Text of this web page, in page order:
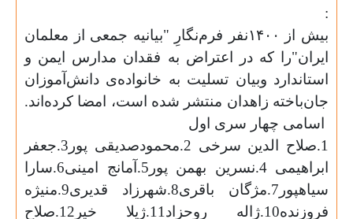
:
بیش از ۱۴۰۰نفر فرم‌نگارِ "بیانیه جمعی از معلمان
ایران"را که در اعتراض به فقدان مدارس ایمن و
استاندارد وبیان تسلیت به خانواده‌ی دانش‌آموزان
جان‌باخته زاهدان منتشر شده است، امضا کرده‌اند.
اسامی چهار سری اول
1.صلاح الدین سرخی 2.محمودصدیقی پور3.جعفر
ابراهیمی 4.نسرین بهمن پور5.آمانج امینی6.سارا
سیاهپور7.مژگان باقری8.شهرزاد قدیری9.منیژه
فروزنده10.ژاله روحزاد11.ژیلا خیر12.صلاح